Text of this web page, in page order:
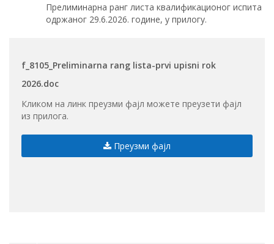
Прелиминарна ранг листа квалификационог испита
одржаног 29.6.2026. године, у прилогу.
f_8105_Preliminarna rang lista-prvi upisni rok
2026.doc
Кликом на линк преузми фајл можете преузети фајл
из прилога.
Преузми фајл